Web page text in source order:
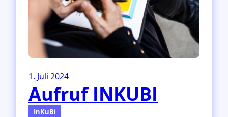
1. Juli 2024
Aufruf INKUBI
InKuBi